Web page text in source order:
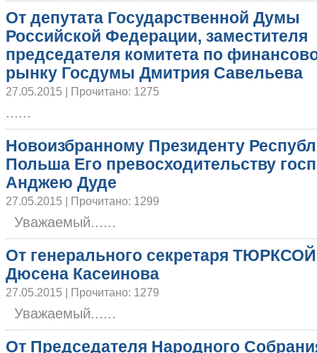
От депутата Государственной Думы
Российской Федерации, заместителя
председателя комитета по
рынку Госдумы Дмитрия Савельева
27.05.2015 | Прочитано: 1275
......
Новоизбранному Президенту
Польша Его превосходительству
Анджею Дуде
27.05.2015 | Прочитано: 1299
Уважаемый......
От генерального секретаря ТЮРКСОЙ
Дюсена Касеинова
27.05.2015 | Прочитано: 1279
Уважаемый......
От Председателя Народного